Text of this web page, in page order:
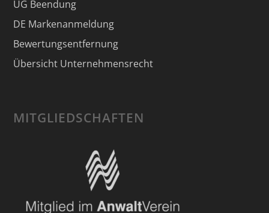
UG Beendung
DE Markenanmeldung
Bewertungsentfernung
Übersicht Unternehmensrecht
MITGLIEDSCHAFTEN